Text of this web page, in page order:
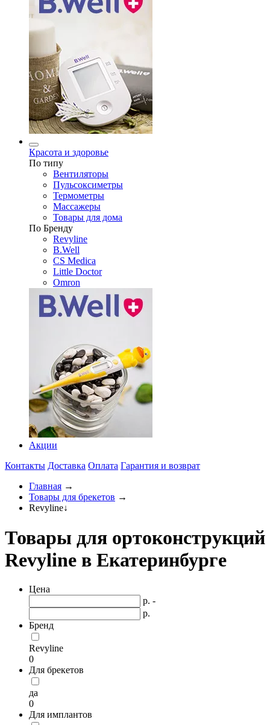
Красота и здоровье
По типу
Вентиляторы
Пульсоксиметры
Термометры
Массажеры
Товары для дома
По Бренду
Revyline
B.Well
CS Medica
Little Doctor
Omron
Акции
Контакты Доставка Оплата Гарантия и возврат
Главная →
Товары для брекетов →
Revyline↓
Товары для ортоконструкций
Revyline в Екатеринбурге
Цена
р. -
р.
Бренд
Revyline
0
Для брекетов
да
0
Для имплантов